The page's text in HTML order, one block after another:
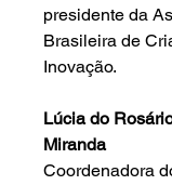
presidente da
Brasileira de
Inovação.
Lúcia do
Miranda
Coordenadora